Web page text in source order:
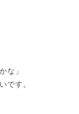
な」
です。